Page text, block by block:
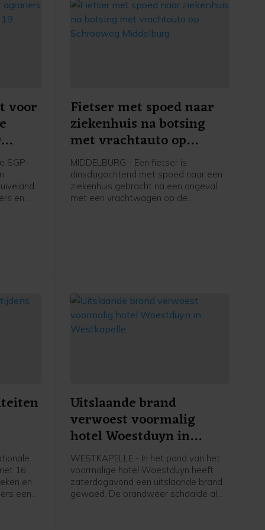
voor
SGP-
en
Fietser met spoed naar
ziekenhuis na botsing
met vrachtauto op
Schroeweg Middelburg
MIDDELBURG - Een fietser is
dinsdagochtend met spoed naar een
ziekenhuis gebracht na een ongeval
met een vrachtwagen op de
16
en
een
Uitslaande brand
verwoest voormalig
hotel Woestduyn in
Westkapelle
WESTKAPELLE - In het pand van het
voormalige hotel Woestduyn heeft
zaterdagavond een uitslaande brand
gewoed. De brandweer schaalde al